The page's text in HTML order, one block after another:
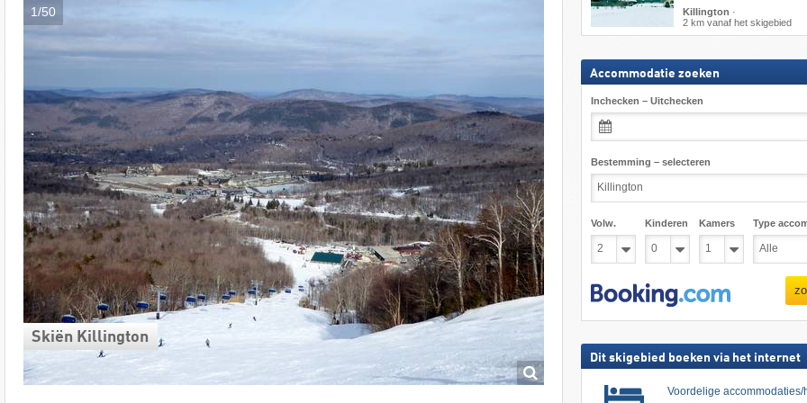
1/50
Skiën Killington
Killington ·
2 km vanaf het skigebied
Accommodatie zoeken
Inchecken – Uitchecken
Bestemming – selecteren
Volw. Kinderen Kamers Type
Dit skigebied boeken via het internet
Voordelige accommodaties/